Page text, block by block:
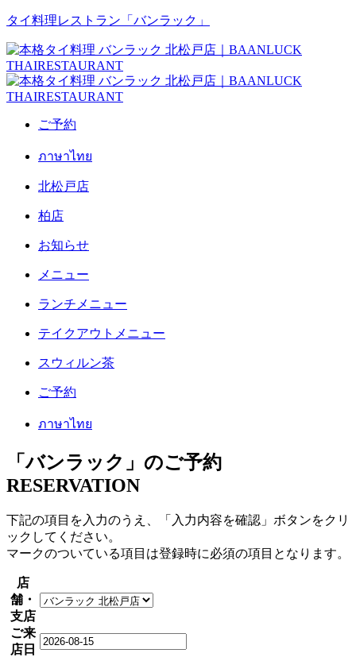
タイ料理レストラン「バンラック」
ご予約
ภาษาไทย
北松戸店
柏店
お知らせ
メニュー
ランチメニュー
テイクアウトメニュー
スウィルン茶
ご予約
ภาษาไทย
「バンラック」のご予約
RESERVATION
下記の項目を入力のうえ、「入力内容を確認」ボタンをクリ
ックしてください。
マークのついている項目は登録時に必須の項目となります。
店
舗・
支店
ご来
店日